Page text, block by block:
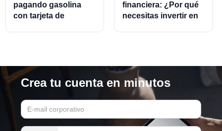
pagando gasolina
con tarjeta de
financiera: ¿Por qué
necesitas invertir en
Crea tu cuenta en minutos